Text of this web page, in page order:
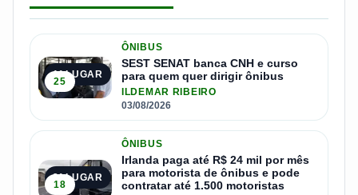
1º LUGAR
25
ÔNIBUS
SEST SENAT banca CNH e curso
para quem quer dirigir ônibus
ILDEMAR RIBEIRO
03/08/2026
2º LUGAR
18
ÔNIBUS
Irlanda paga até R$ 24 mil por mês
para motorista de ônibus e pode
contratar até 1.500 motoristas